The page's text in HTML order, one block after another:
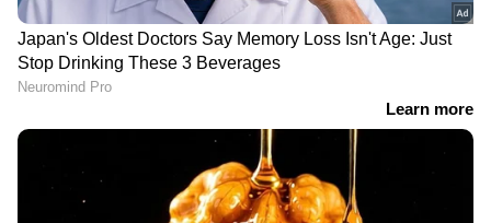
LATEST VIDEOS
ഒളിവിലിരിക്കുന്ന അർജുൻ
ആയങ്കി പാലിയേക്കര ടോൾ
കടക്കുന്നതിന്റെ ദൃശ്യങ്ങൾ പുറത്ത്